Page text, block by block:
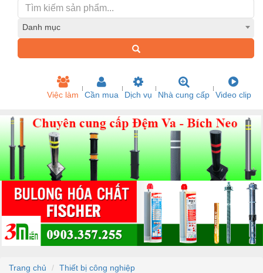
Danh mục
Việc làm Cần mua Dịch vụ Nhà cung cấp Video clip
Trang chủ
Thiết bị công nghiệp